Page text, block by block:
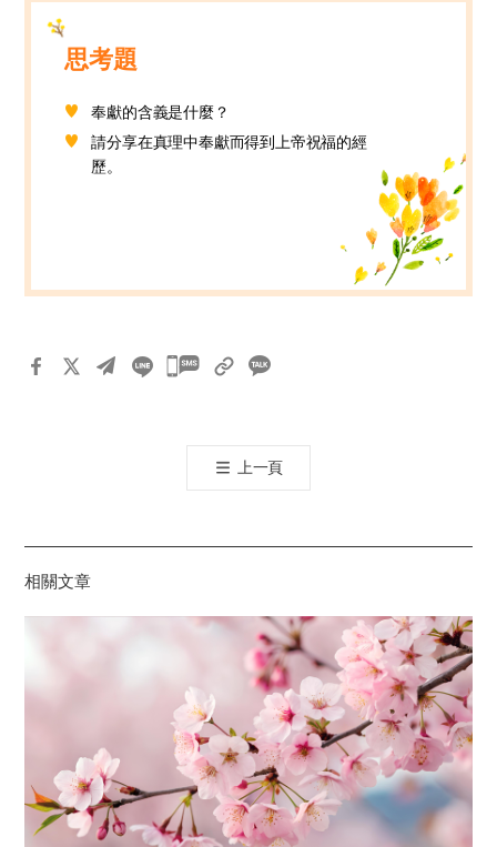
思考題
奉獻的含義是什麼？
請分享在真理中奉獻而得到上帝祝福的經
歷。
카
톡
공
기
上一頁
相關文章